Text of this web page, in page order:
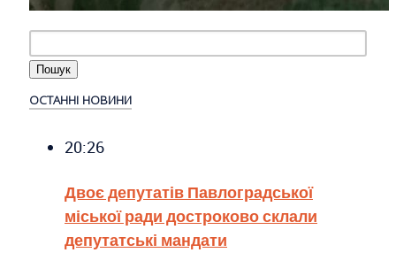
ОСТАННІ НОВИНИ
20:26
Двоє депутатів Павлоградської
міської ради достроково склали
депутатські мандати